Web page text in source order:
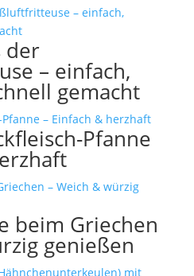
der
– einfach,
gemacht
Pfanne
beim Griechen
genießen